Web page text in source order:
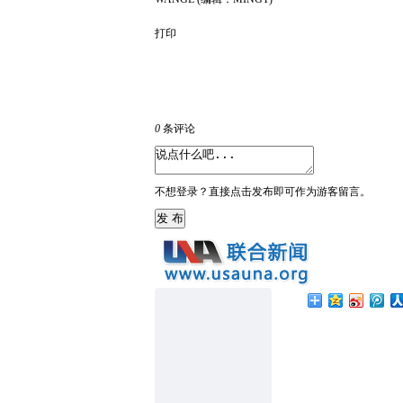
打印
0 条评论
不想登录？直接点击发布即可作为游客留言。
发 布